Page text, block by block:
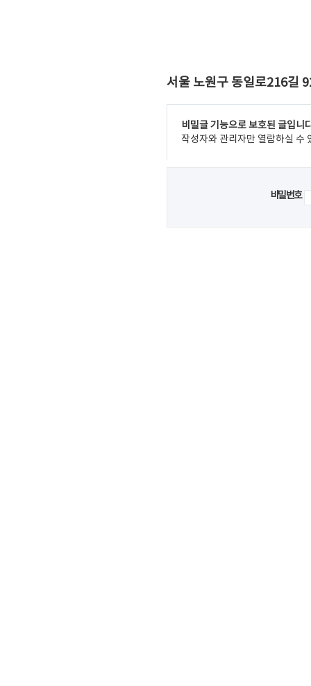
서울 노원구 동일로216길
비밀글 기능으로 보호된 글입니
작성자와 관리자만 열람하실 수
비밀번호